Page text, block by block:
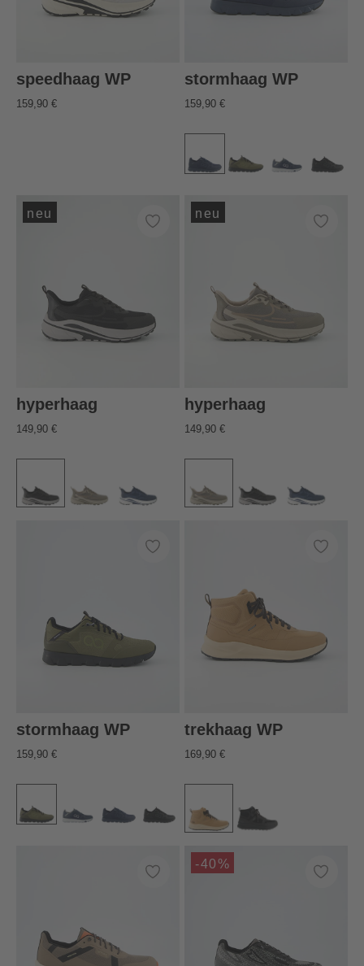
speedhaag WP
159,90 €
stormhaag WP
159,90 €
neu
hyperhaag
149,90 €
neu
hyperhaag
149,90 €
stormhaag WP
159,90 €
trekhaag WP
169,90 €
-40%